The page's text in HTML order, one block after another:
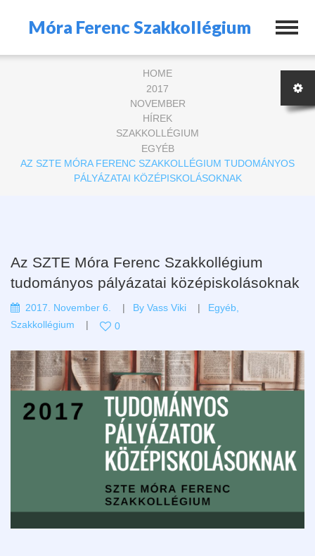
Móra Ferenc Szakkollégium
HOME
2017
NOVEMBER
HÍREK
SZAKKOLLÉGIUM
EGYÉB
AZ SZTE MÓRA FERENC SZAKKOLLÉGIUM TUDOMÁNYOS
PÁLYÁZATAI KÖZÉPISKOLÁSOKNAK
Az SZTE Móra Ferenc Szakkollégium
tudományos pályázatai középiskolásoknak
2017. November 6. By Vass Viki Egyéb
Szakkollégium
0